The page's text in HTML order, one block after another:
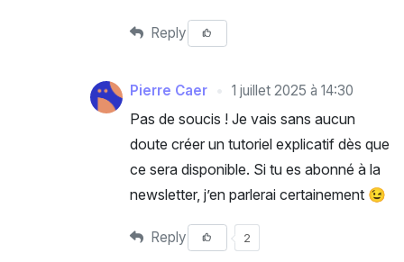
Reply
Pierre Caer 1 juillet 2025 à 14:30
Pas de soucis ! Je vais sans aucun
doute créer un tutoriel explicatif dès que
ce sera disponible. Si tu es abonné à la
newsletter, j’en parlerai certainement 😉
Reply 2